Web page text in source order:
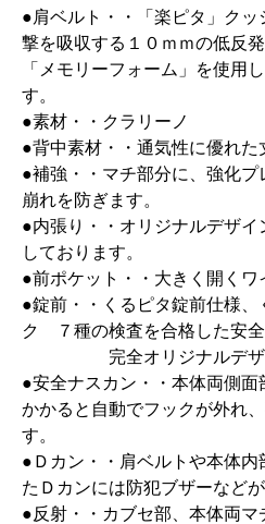
●肩ベルト・・「楽ピタ」ク
撃を吸収する１０ｍｍの低反
「メモリーフォーム」を使用
す。
●素材・・クラリーノ
●背中素材・・通気性に優れた
●補強・・マチ部分に、強化
崩れを防ぎます。
●内張り・・オリジナルデザイ
しております。
●前ポケット・・大きく開くワ
●錠前・・くるピタ錠前仕様、
ク ７種の検査を合格した安全
完全オリジナルデザイ
●安全ナスカン・・本体両側
かかると自動でフックが外れ
す。
●Ｄカン・・肩ベルトや本体内
たＤカンには防犯ブザーなどが
●反射・・カブセ部、本体両マ